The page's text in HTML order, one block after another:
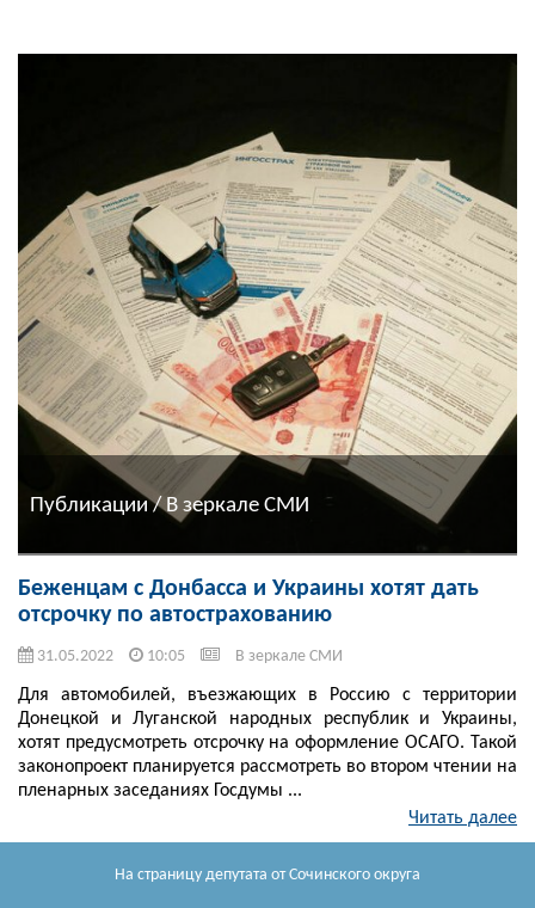
На страницу депутата от Сочинского округа
Публикации / В зеркале СМИ
Беженцам с Донбасса и Украины хотят дать
отсрочку по автострахованию
31.05.2022 10:05 В зеркале СМИ
Для автомобилей, въезжающих в Россию с территории
Донецкой и Луганской народных республик и Украины,
хотят предусмотреть отсрочку на оформление ОСАГО. Такой
законопроект планируется рассмотреть во втором чтении на
пленарных заседаниях Госдумы ...
Читать далее